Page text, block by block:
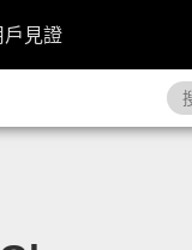
戶見證